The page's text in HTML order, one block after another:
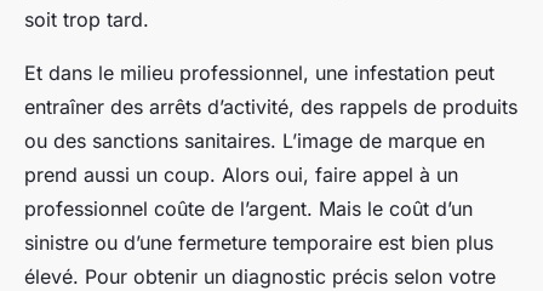
soit trop tard.
Et dans le milieu professionnel, une infestation peut
entraîner des arrêts d’activité, des rappels de produits
ou des sanctions sanitaires. L’image de marque en
prend aussi un coup. Alors oui, faire appel à un
professionnel coûte de l’argent. Mais le coût d’un
sinistre ou d’une fermeture temporaire est bien plus
élevé. Pour obtenir un diagnostic précis selon votre